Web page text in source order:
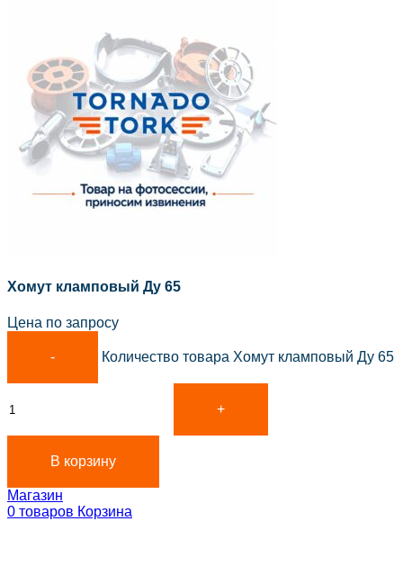
Хомут кламповый Ду 65
Цена по запросу
Количество товара Хомут кламповый Ду 65
В корзину
Магазин
0 товаров Корзина